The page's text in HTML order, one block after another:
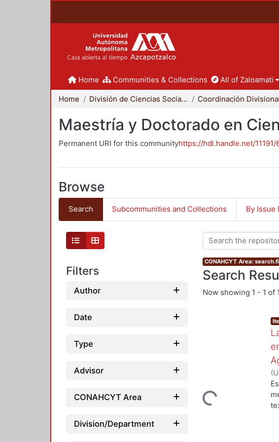
Home Communities & Collections All of Zaloamati
Home División de Ciencias Sociales y Humanidades
Maestría y Doctorado en
Permanent URI for this communityhttps://hdl.handle.net/11191/
Browse
Search Subcommunities and Collections By Issue
Filters
Author
Date
Type
Advisor
CONAHCYT Area
Division/Department
CONAHCYT Area:
Search
Now showing 1 - 1 of 1
Loading...
(